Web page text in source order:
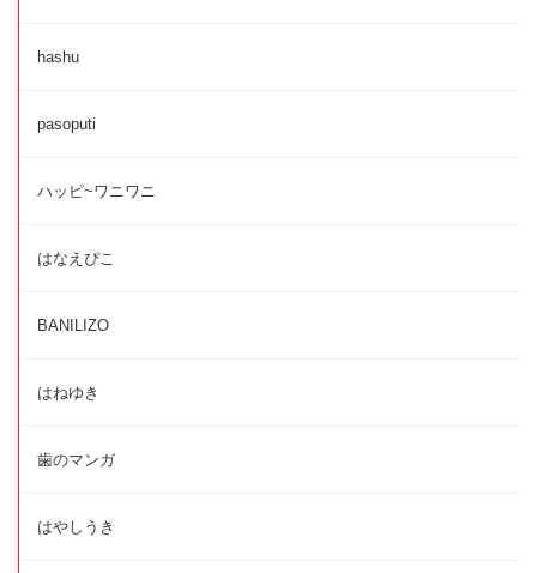
hashu
pasoputi
ハッピ~ワニワニ
はなえぴこ
BANILIZO
はねゆき
歯のマンガ
はやしうき